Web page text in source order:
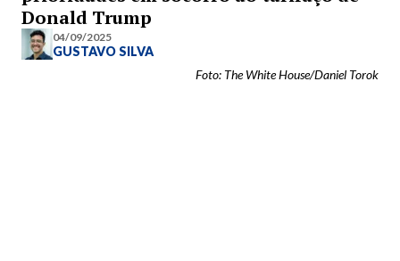
Donald Trump
04/09/2025
GUSTAVO SILVA
Foto: The White House/Daniel Torok